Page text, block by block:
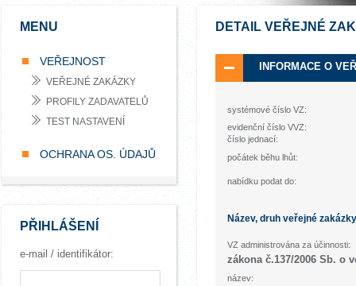
MENU
VEŘEJNOST
VEŘEJNÉ ZAKÁZKY
PROFILY ZADAVATELŮ
TEST NASTAVENÍ
OCHRANA OS. ÚDAJŮ
PŘIHLÁŠENÍ
e-mail / identifikátor:
DETAIL VEŘEJNÉ
INFORMACE O
systémové číslo VZ:
evidenční číslo VVZ:
číslo jednací:
počátek běhu lhůt:
nabídku podat do:
Název, druh veřejné
VZ administrována za účinnosti:
zákona č.137/2006 Sb. o
název: